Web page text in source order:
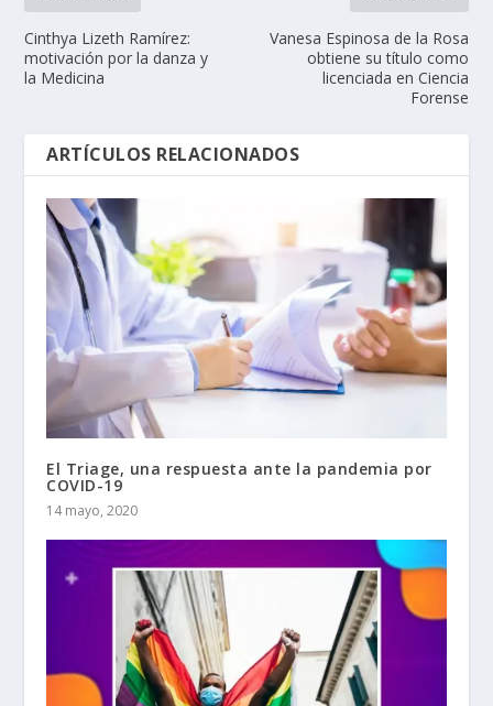
Cinthya Lizeth Ramírez:
motivación por la danza y
la Medicina
Vanesa Espinosa de la Rosa
obtiene su título como
licenciada en Ciencia
Forense
ARTÍCULOS RELACIONADOS
El Triage, una respuesta ante la pandemia por
COVID-19
14 mayo, 2020